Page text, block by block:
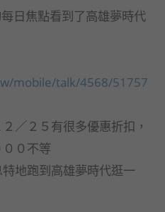
日焦點看到了高雄夢時代
mobile/talk/4568/51757
／２５有很多優惠折扣，
０不等
地跑到高雄夢時代逛一